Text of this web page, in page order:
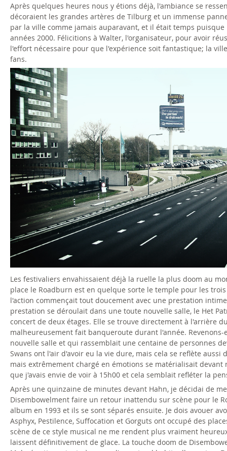
Après quelques heures nous y étions déjà, l'ambiance se
décoraient les grandes artères de Tilburg et un immense
par la ville comme jamais auparavant, et il était temps
années 2000. Félicitions à Walter, l'organisateur, pour avoir
l'effort nécessaire pour que l'expérience soit fantastique; la
fans.
a
r
i
v
e
-
a
-
t
i
l
b
u
r
g
.
Les festivaliers envahissaient déjà la ruelle la plus doom au
place le Roadburn est en quelque sorte le temple pour les
l'action commençait tout doucement avec une prestation
prestation se déroulait dans une toute nouvelle salle, le Het
concert de deux étages. Elle se trouve directement à l'arrière
malheureusement fait banqueroute durant l'année.
nouvelle salle et qui rassemblait une centaine de personnes
Swans ont l'air d'avoir eu la vie dure, mais cela se reflète
mais extrêmement chargé en émotions se matérialisait
que j'avais envie de voir à 15h00 et cela semblait refléter la
Après une quinzaine de minutes devant Hahn, je décidai de
Disembowelment faire un retour inattendu sur scène pour le
album en 1993 et ils se sont séparés ensuite. Je dois avouer
Asphyx, Pestilence, Suffocation et Gorguts ont occupé des
scène de ce style musical ne me rendent plus vraiment
laissent définitivement de glace. La touche doom de